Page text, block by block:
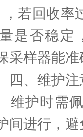
，若回收率
是否稳定
采样器能
、维护注
护时需佩
间进行，